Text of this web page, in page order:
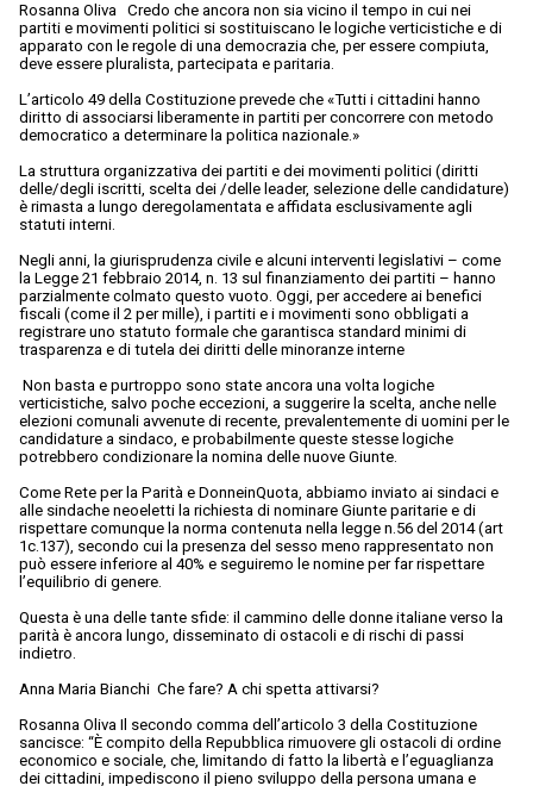
Rosanna Oliva Credo che ancora non sia vicino il tempo in cui nei
partiti e movimenti politici si sostituiscano le logiche verticistiche e di
apparato con le regole di una democrazia che, per essere compiuta,
deve essere pluralista, partecipata e paritaria.
L’articolo 49 della Costituzione prevede che «Tutti i cittadini hanno
diritto di associarsi liberamente in partiti per concorrere con metodo
democratico a determinare la politica nazionale.»
La struttura organizzativa dei partiti e dei movimenti politici (diritti
delle/degli iscritti, scelta dei /delle leader, selezione delle candidature)
è rimasta a lungo deregolamentata e affidata esclusivamente agli
statuti interni.
Negli anni, la giurisprudenza civile e alcuni interventi legislativi – come
la Legge 21 febbraio 2014, n. 13 sul finanziamento dei partiti – hanno
parzialmente colmato questo vuoto. Oggi, per accedere ai benefici
fiscali (come il 2 per mille), i partiti e i movimenti sono obbligati a
registrare uno statuto formale che garantisca standard minimi di
trasparenza e di tutela dei diritti delle minoranze interne
Non basta e purtroppo sono state ancora una volta logiche
verticistiche, salvo poche eccezioni, a suggerire la scelta, anche nelle
elezioni comunali avvenute di recente, prevalentemente di uomini per le
candidature a sindaco, e probabilmente queste stesse logiche
potrebbero condizionare la nomina delle nuove Giunte.
Come Rete per la Parità e DonneinQuota, abbiamo inviato ai sindaci e
alle sindache neoeletti la richiesta di nominare Giunte paritarie e di
rispettare comunque la norma contenuta nella legge n.56 del 2014 (art
1c.137), secondo cui la presenza del sesso meno rappresentato non
può essere inferiore al 40% e seguiremo le nomine per far rispettare
l’equilibrio di genere.
Questa è una delle tante sfide: il cammino delle donne italiane verso la
parità è ancora lungo, disseminato di ostacoli e di rischi di passi
indietro.
Anna Maria Bianchi Che fare? A chi spetta attivarsi?
Rosanna Oliva Il secondo comma dell’articolo 3 della Costituzione
sancisce: “È compito della Repubblica rimuovere gli ostacoli di ordine
economico e sociale, che, limitando di fatto la libertà e l’eguaglianza
dei cittadini, impediscono il pieno sviluppo della persona umana e